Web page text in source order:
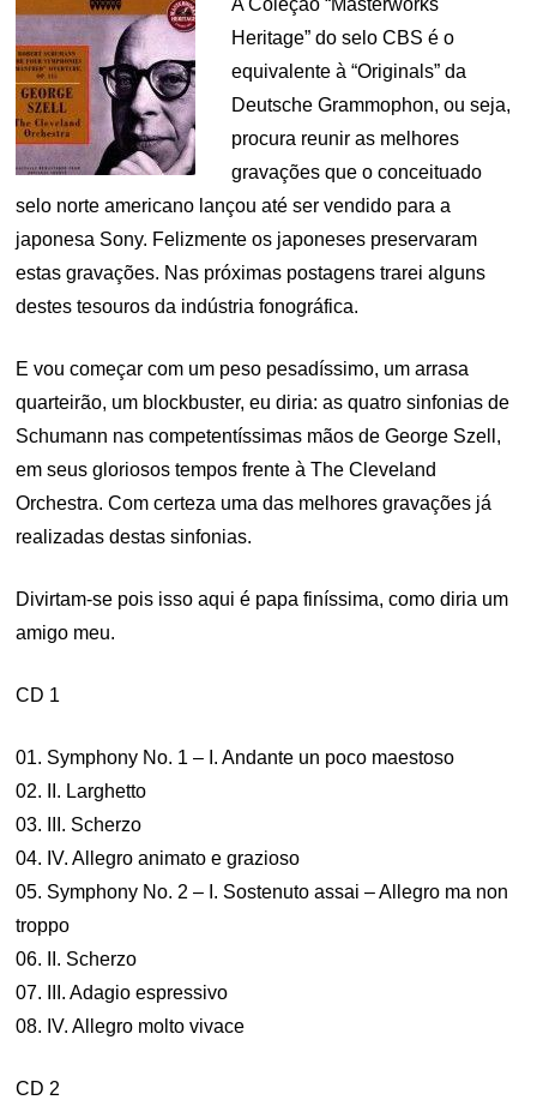
A Coleção “Masterworks
Heritage” do selo CBS é o
equivalente à “Originals” da
Deutsche Grammophon, ou seja,
procura reunir as melhores
gravações que o conceituado
selo norte americano lançou até ser vendido para a
japonesa Sony. Felizmente os japoneses preservaram
estas gravações. Nas próximas postagens trarei alguns
destes tesouros da indústria fonográfica.
E vou começar com um peso pesadíssimo, um arrasa
quarteirão, um blockbuster, eu diria: as quatro sinfonias de
Schumann nas competentíssimas mãos de George Szell,
em seus gloriosos tempos frente à The Cleveland
Orchestra. Com certeza uma das melhores gravações já
realizadas destas sinfonias.
Divirtam-se pois isso aqui é papa finíssima, como diria um
amigo meu.
CD 1
01. Symphony No. 1 – I. Andante un poco maestoso
02. II. Larghetto
03. III. Scherzo
04. IV. Allegro animato e grazioso
05. Symphony No. 2 – I. Sostenuto assai – Allegro ma non
troppo
06. II. Scherzo
07. III. Adagio espressivo
08. IV. Allegro molto vivace
CD 2